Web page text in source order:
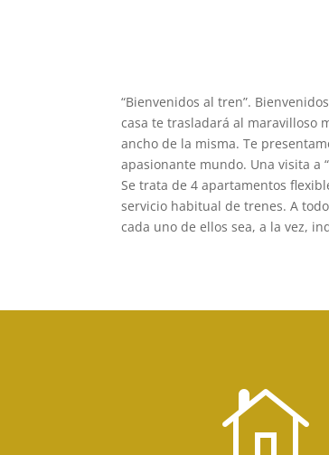
“Bienvenidos al tren”.
casa te trasladará al maravilloso
ancho de la misma. Te
apasionante mundo. Una visita a
Se trata de 4 apartamentos
servicio habitual de trenes. A
cada uno de ellos sea, a la vez,
